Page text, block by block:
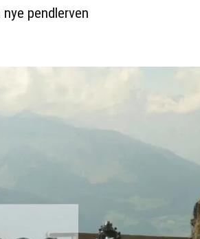
pendlerven